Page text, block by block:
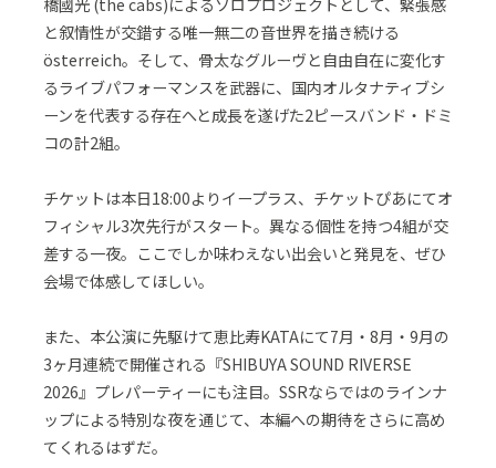
橋國光 (the cabs)によるソロプロジェクトとして、緊張感
と叙情性が交錯する唯一無二の音世界を描き続ける
österreich。そして、骨太なグルーヴと自由自在に変化す
るライブパフォーマンスを武器に、国内オルタナティブシ
ーンを代表する存在へと成長を遂げた2ピースバンド・ドミ
コの計2組。
チケットは本日18:00よりイープラス、チケットぴあにてオ
フィシャル3次先行がスタート。異なる個性を持つ4組が交
差する一夜。ここでしか味わえない出会いと発見を、ぜひ
会場で体感してほしい。
また、本公演に先駆けて恵比寿KATAにて7月・8月・9月の
3ヶ月連続で開催される『SHIBUYA SOUND RIVERSE
2026』プレパーティーにも注目。SSRならではのラインナ
ップによる特別な夜を通じて、本編への期待をさらに高め
てくれるはずだ。